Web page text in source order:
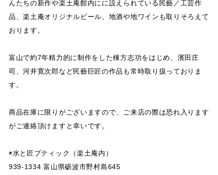
んたちの新作や楽土庵館内にに設えられている民藝／工芸作
品、楽土庵オリジナルビール、地酒や地ワインも取りそろえて
おります。
富山で約7年精力的に制作をした棟方志功をはじめ、濱田庄
司、河井寛次郎など民藝巨匠の作品も常時取り扱っておりま
す。
商品在庫に限りがございますので、ご来店の際は恐れ入ります
がご連絡頂けますと幸いです。
◉水と匠ブティック（楽土庵内）
939-1334 富山県砺波市野村島645